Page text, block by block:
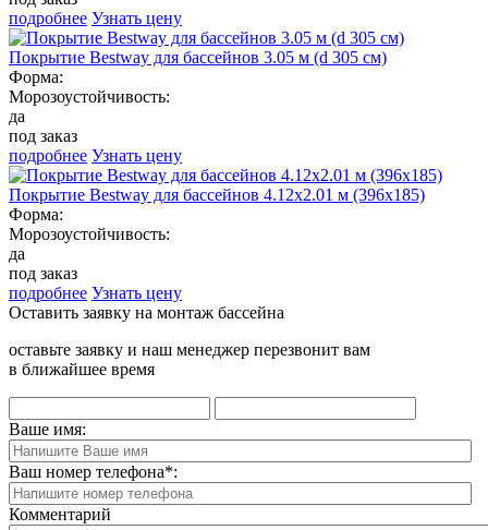
подробнее Узнать цену
Покрытие Bestway для бассейнов 3.05 м (d 305 см)
Форма:
Морозоустойчивость:
да
под заказ
подробнее Узнать цену
Покрытие Bestway для бассейнов 4.12x2.01 м (396x185)
Форма:
Морозоустойчивость:
да
под заказ
подробнее Узнать цену
Оставить заявку на монтаж бассейна
оставьте заявку и наш менеджер перезвонит вам
в ближайшее время
Ваше имя:
Ваш номер телефона*:
Комментарий